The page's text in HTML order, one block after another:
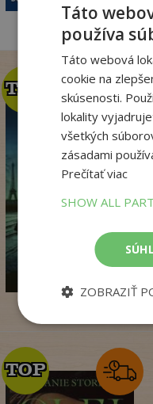
14
TOP
TOP
TOP
TOP
Táto
používa
Táto webová
cookie na
skúsenosti.
lokality
všetkých
zásadami
Prečítať viac
SHOW ALL
ZOBRAZIŤ